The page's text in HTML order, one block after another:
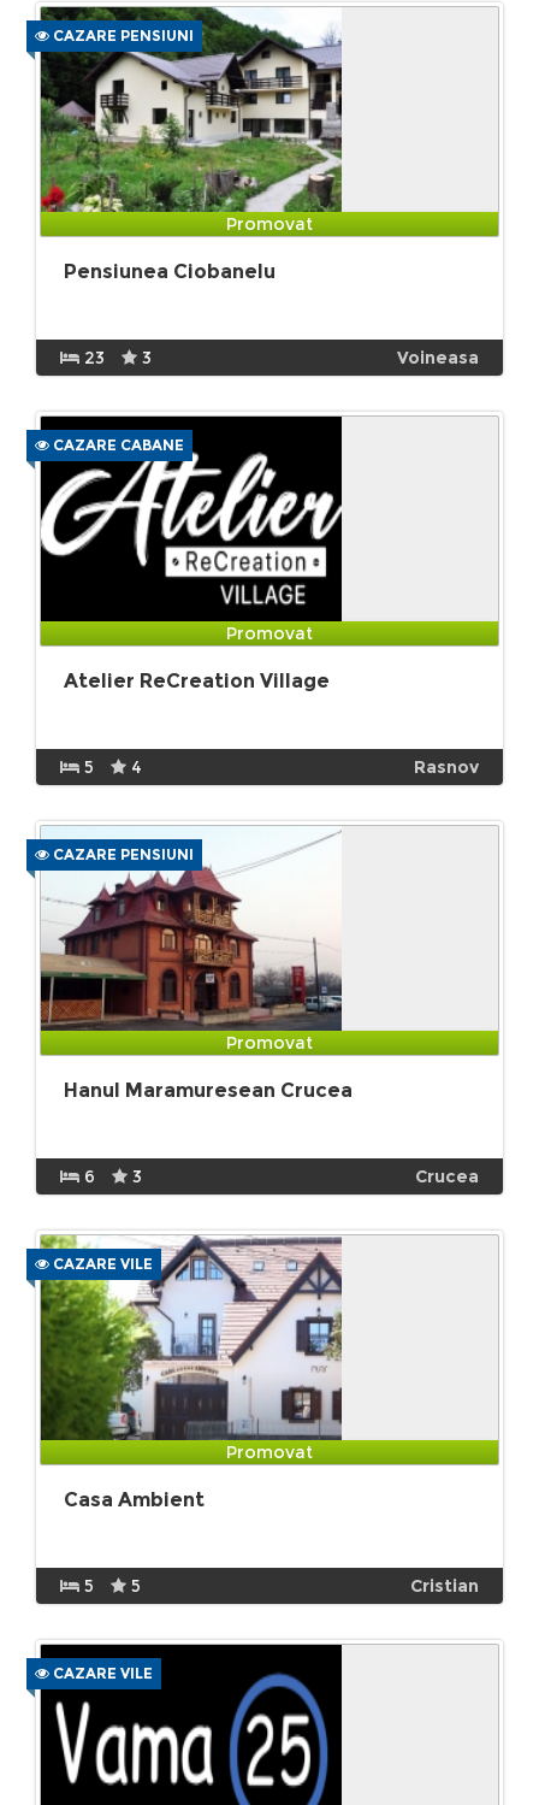
CAZARE PENSIUNI
Promovat
Pensiunea Ciobanelu
23 3 Voineasa
CAZARE CABANE
Promovat
Atelier ReCreation Village
5 4 Rasnov
CAZARE PENSIUNI
Promovat
Hanul Maramuresean Crucea
6 3 Crucea
CAZARE VILE
Promovat
Casa Ambient
5 5 Cristian
CAZARE VILE